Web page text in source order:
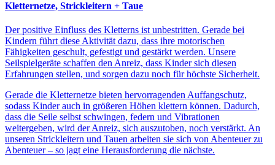
Kletternetze, Strickleitern + Taue
Der positive Einfluss des Kletterns ist unbestritten. Gerade bei
Kindern führt diese Aktivität dazu, dass ihre motorischen
Fähigkeiten geschult, gefestigt und gestärkt werden. Unsere
Seilspielgeräte schaffen den Anreiz, dass Kinder sich diesen
Erfahrungen stellen, und sorgen dazu noch für höchste Sicherheit.
Gerade die Kletternetze bieten hervorragenden Auffangschutz,
sodass Kinder auch in größeren Höhen klettern können. Dadurch,
dass die Seile selbst schwingen, federn und Vibrationen
weitergeben, wird der Anreiz, sich auszutoben, noch verstärkt. An
unseren Strickleitern und Tauen arbeiten sie sich von Abenteuer zu
Abenteuer – so jagt eine Herausforderung die nächste.